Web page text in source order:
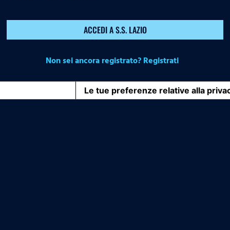
ACCEDI A S.S. LAZIO
Non sei ancora registrato? Registrati
Le tue preferenze relative alla